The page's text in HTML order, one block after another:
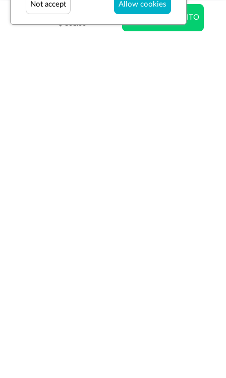
$ 520.65
$ 801.00
AÑADIR AL CARRITO
Allow cookies
Not accept